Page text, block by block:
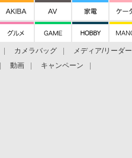
カメラバッグ メディア/リーダー
動画 キャンペーン